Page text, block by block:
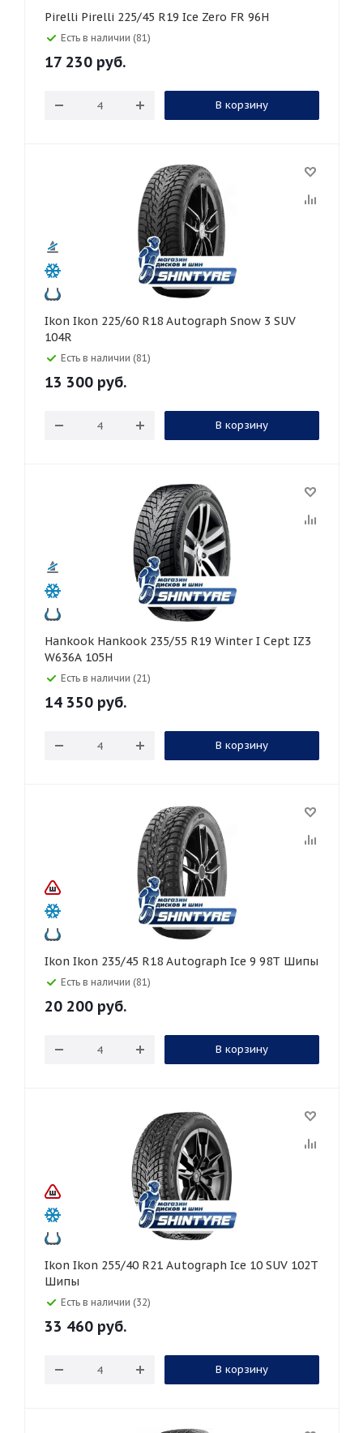
Pirelli Pirelli 225/45 R19 Ice Zero FR 96H
Есть в наличии (81)
17 230 руб.
В корзину
Ikon Ikon 225/60 R18 Autograph Snow 3 SUV
104R
Есть в наличии (81)
13 300 руб.
В корзину
Hankook Hankook 235/55 R19 Winter I Cept IZ3
W636A 105H
Есть в наличии (21)
14 350 руб.
В корзину
Ikon Ikon 235/45 R18 Autograph Ice 9 98T Шипы
Есть в наличии (81)
20 200 руб.
В корзину
Ikon Ikon 255/40 R21 Autograph Ice 10 SUV 102T
Шипы
Есть в наличии (32)
33 460 руб.
В корзину